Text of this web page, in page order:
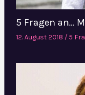
5 Fragen an…
12. August 2018 / 5